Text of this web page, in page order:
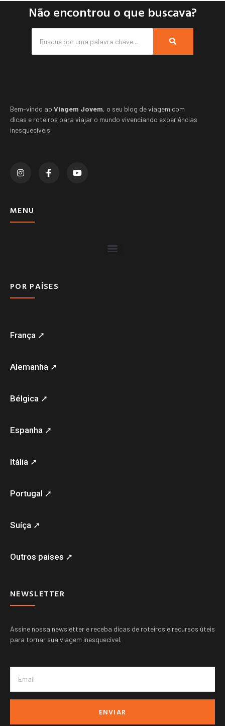
Não encontrou o que buscava?
Bem-vindo ao Viagem Jovem, o seu blog de viagem com
dicas e roteiros para viajar o mundo vivenciando experiências
inesquecíveis.
MENU
POR PAÍSES
França ➚
Alemanha ➚
Bélgica ➚
Espanha ➚
Itália ➚
Portugal ➚
Suíça ➚
Outros paises ➚
NEWSLETTER
Assine nossa newsletter e receba dicas de roteiros e recursos úteis
para tornar sua viagem inesquecível.
ENVIAR